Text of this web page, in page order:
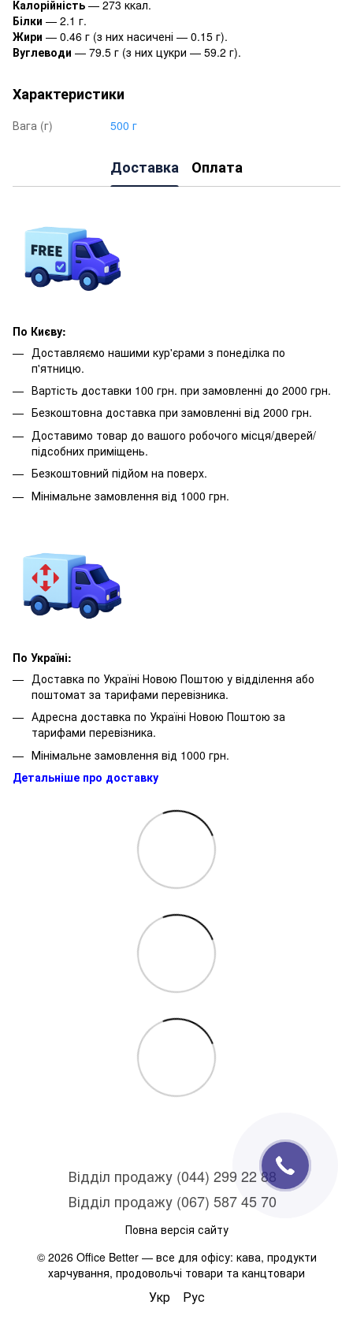
Калорійність — 273 ккал.
Білки — 2.1 г.
Жири — 0.46 г (з них насичені — 0.15 г).
Вуглеводи — 79.5 г (з них цукри — 59.2 г).
Характеристики
Вага (г) 500 г
Доставка Оплата
По Києву:
Доставляємо нашими кур'єрами з понеділка по
п'ятницю.
Вартість доставки 100 грн. при замовленні до 2000 грн.
Безкоштовна доставка при замовленні від 2000 грн.
Доставимо товар до вашого робочого місця/дверей/
підсобних приміщень.
Безкоштовний підйом на поверх.
Мінімальне замовлення від 1000 грн.
По Україні:
Доставка по Україні Новою Поштою у відділення або
поштомат за тарифами перевізника.
Адресна доставка по Україні Новою Поштою за
тарифами перевізника.
Мінімальне замовлення від 1000 грн.
Детальніше про доставку
Відділ продажу (044) 299 22 88
Відділ продажу (067) 587 45 70
Повна версія сайту
© 2026 Office Better — все для офісу: кава, продукти
харчування, продовольчі товари та канцтовари
Укр Рус